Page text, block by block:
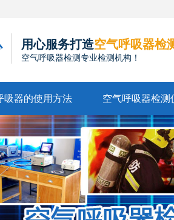
用心服务打造空气呼吸器检
空气呼吸器检测专业检测机构！
吸器的使用方法 空气呼吸器检测